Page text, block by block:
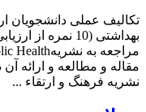
تکالیف عملی
نشریه فرهنگ و ارتقاء ...